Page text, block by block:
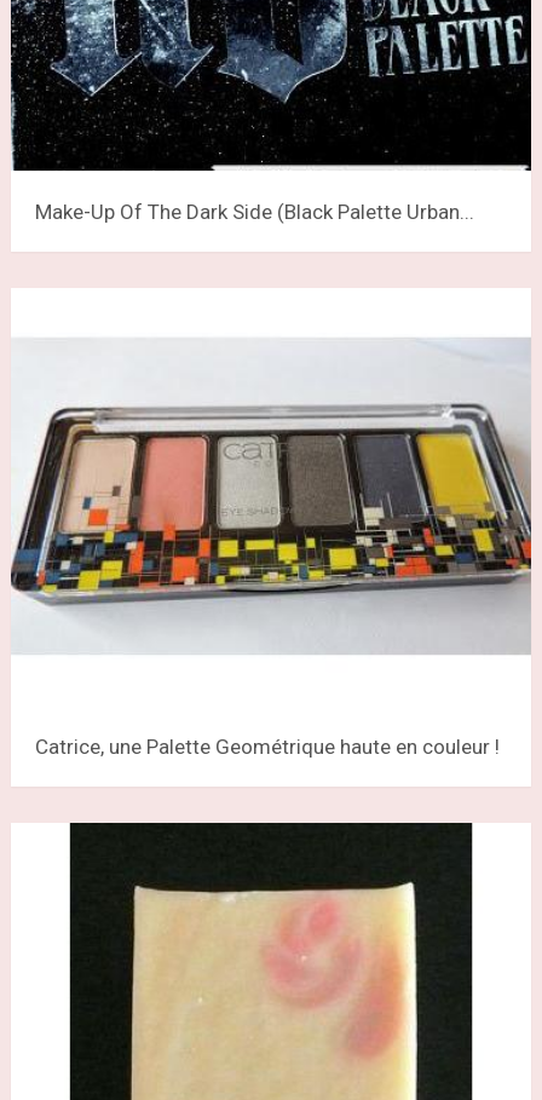
Make-Up Of The Dark Side (Black Palette Urban...
Catrice, une Palette Geométrique haute en couleur !